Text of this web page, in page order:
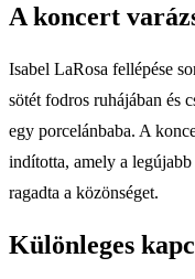
A koncert
Isabel LaRosa fellépése
sötét fodros ruhájában és
egy porcelánbaba. A
indította, amely a legújabb
ragadta a közönséget.
Különleges